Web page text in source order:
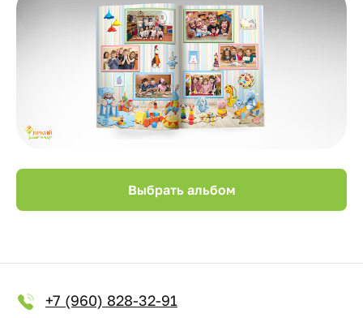
Выбрать альбом
+7 (960) 828-32-91